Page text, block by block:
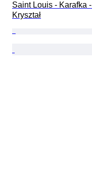
Saint Louis - Karafka -
Kryształ